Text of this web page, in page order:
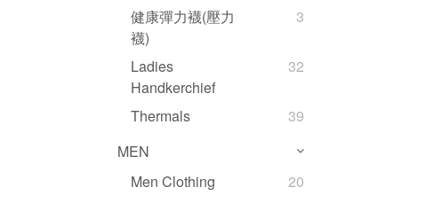
健康彈力襪(壓力
襪)
3
Ladies
Handkerchief
32
Thermals
39
MEN
Men Clothing
20